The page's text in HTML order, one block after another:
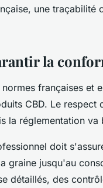
une traçabilité
la
françaises et
CBD. Le respect
la réglementation
doit
graine jusqu'au
détaillés, des